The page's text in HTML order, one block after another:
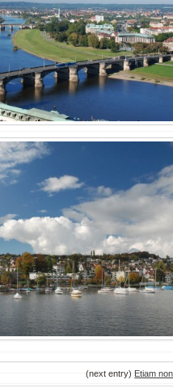
(next entry) Etiam